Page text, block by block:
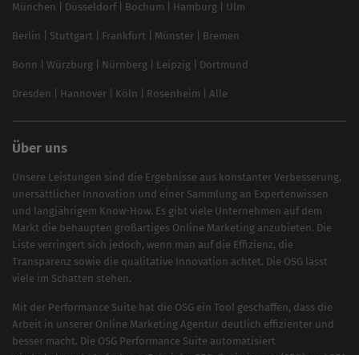
Local SEO
SEO für Online Shops
Brand Monitoring 2025
München Düsseldorf| Bochum Hamburg Ulm
Berlin Stuttgart Frankfurt Münster Bremen
Bonn Würzburg Nürnberg Leipzig Dortmund
Dresden Hannover Köln Rosenheim Alle
Über uns
Unsere Leistungen sind die Ergebnisse aus konstanter Verbesserung,
unersättlicher Innovation und einer Sammlung an Expertenwissen
und langjährigem Know-How. Es gibt viele Unternehmen auf dem
Markt die behaupten großartiges Online Marketing anzubieten. Die
Liste verringert sich jedoch, wenn man auf die Effizienz, die
Transparenz sowie die qualitative Innovation achtet. Die OSG lässt
viele im Schatten stehen.
Mit der Performance Suite hat die OSG ein Tool geschaffen, dass die
Arbeit in unserer Online Marketing Agentur deutlich effizienter und
besser macht. Die OSG Performance Suite automatisiert